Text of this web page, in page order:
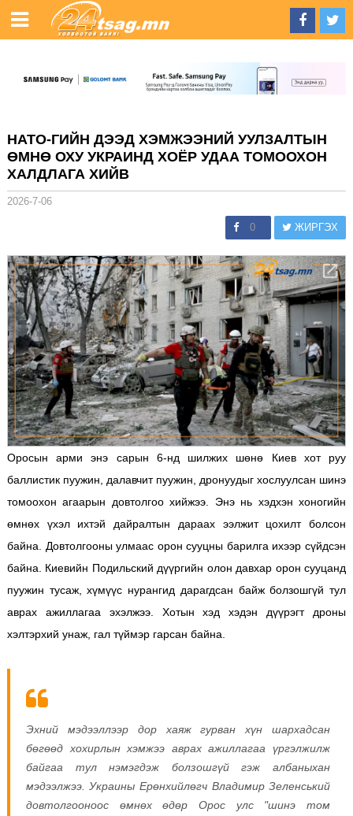
НАТО-ГИЙН ДЭЭД ХЭМЖЭЭНИЙ УУЛЗАЛТЫН
ӨМНӨ ОХУ УКРАИНД ХОЁР УДАА ТОМООХОН
ХАЛДЛАГА ХИЙВ
2026-7-06
0 ЖИРГЭХ
Оросын арми энэ сарын 6-нд шилжих шөнө Киев хот руу
баллистик пуужин, далавчит пуужин, дронуудыг хослуулсан шинэ
томоохон агаарын довтолгоо хийжээ. Энэ нь хэдхэн хоногийн
өмнөх үхэл ихтэй дайралтын дараах ээлжит цохилт болсон
байна. Довтолгооны улмаас орон сууцны барилга ихээр сүйдсэн
байна. Киевийн Подильский дүүргийн олон давхар орон сууцанд
пуужин тусаж, хүмүүс нурангид дарагдсан байж болзошгүй тул
аврах ажиллагаа эхэлжээ. Хотын хэд хэдэн дүүрэгт дроны
хэлтэрхий унаж, гал түймэр гарсан байна.
Эхний мэдээллээр дор хаяж гурван хүн шархадсан
бөгөөд хохирлын хэмжээ аврах ажиллагаа үргэлжилж
байгаа тул нэмэгдэж болзошгүй гэж албаныхан
мэдээлжээ. Украины Ерөнхийлөгч Владимир Зеленський
довтолгооноос өмнөх өдөр Орос улс "шинэ том